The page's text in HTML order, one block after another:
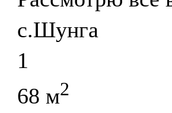
с.Шунга
1
68 м2